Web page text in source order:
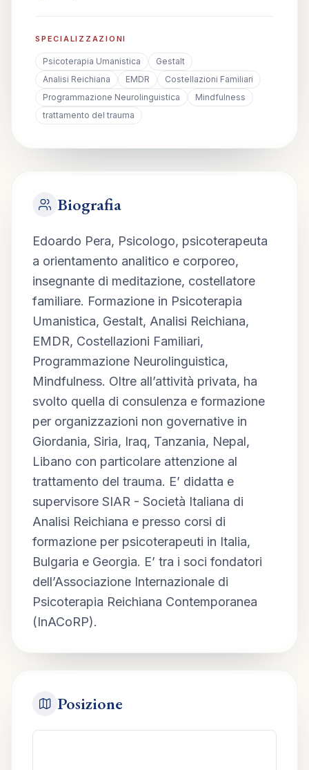
SPECIALIZZAZIONI
Psicoterapia Umanistica
Gestalt
Analisi Reichiana
EMDR
Costellazioni Familiari
Programmazione Neurolinguistica
Mindfulness
trattamento del trauma
Biografia
Edoardo Pera, Psicologo, psicoterapeuta
a orientamento analitico e corporeo,
insegnante di meditazione, costellatore
familiare. Formazione in Psicoterapia
Umanistica, Gestalt, Analisi Reichiana,
EMDR, Costellazioni Familiari,
Programmazione Neurolinguistica,
Mindfulness. Oltre all’attività privata, ha
svolto quella di consulenza e formazione
per organizzazioni non governative in
Giordania, Siria, Iraq, Tanzania, Nepal,
Libano con particolare attenzione al
trattamento del trauma. E’ didatta e
supervisore SIAR - Società Italiana di
Analisi Reichiana e presso corsi di
formazione per psicoterapeuti in Italia,
Bulgaria e Georgia. E’ tra i soci fondatori
dell’Associazione Internazionale di
Psicoterapia Reichiana Contemporanea
(InACoRP).
Posizione